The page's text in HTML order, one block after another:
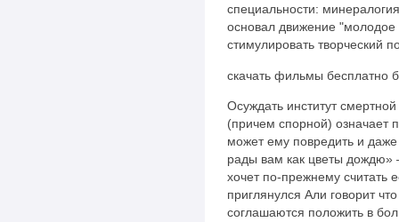
специальности:
основал движение
стимулировать творческий
скачать фильмы бесплатно
Осуждать институт
(причем спорной) означает
может ему повредить и
рады вам как цветы дождю»
хочет по-прежнему считать
приглянулся Али говорит
соглашаются положить в